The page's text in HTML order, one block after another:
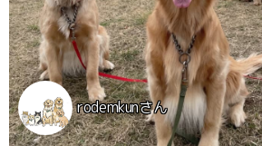
rodemkunさん